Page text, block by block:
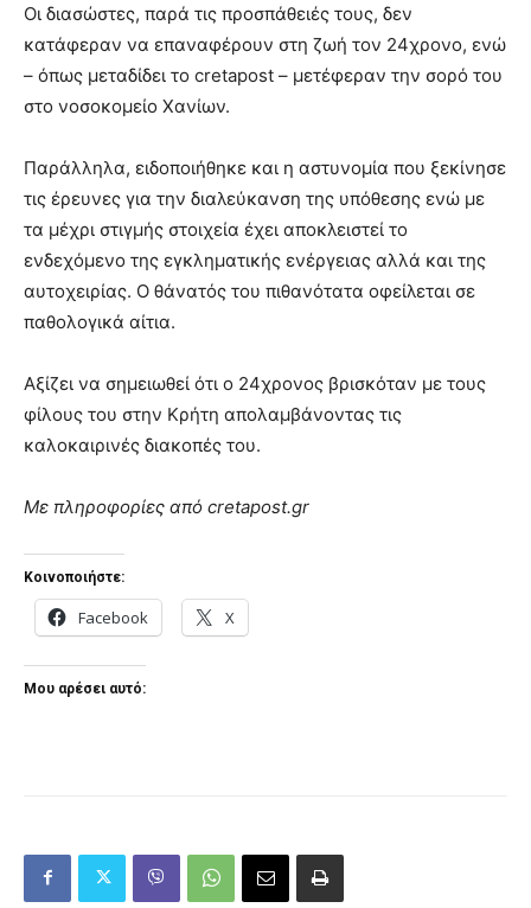
Οι διασώστες, παρά τις προσπάθειές τους, δεν
κατάφεραν να επαναφέρουν στη ζωή τον 24χρονο, ενώ
– όπως μεταδίδει το cretapost – μετέφεραν την σορό του
στο νοσοκομείο Χανίων.
Παράλληλα, ειδοποιήθηκε και η αστυνομία που ξεκίνησε
τις έρευνες για την διαλεύκανση της υπόθεσης ενώ με
τα μέχρι στιγμής στοιχεία έχει αποκλειστεί το
ενδεχόμενο της εγκληματικής ενέργειας αλλά και της
αυτοχειρίας. Ο θάνατός του πιθανότατα οφείλεται σε
παθολογικά αίτια.
Αξίζει να σημειωθεί ότι ο 24χρονος βρισκόταν με τους
φίλους του στην Κρήτη απολαμβάνοντας τις
καλοκαιρινές διακοπές του.
Με πληροφορίες από cretapost.gr
Κοινοποιήστε:
Facebook X
Μου αρέσει αυτό: